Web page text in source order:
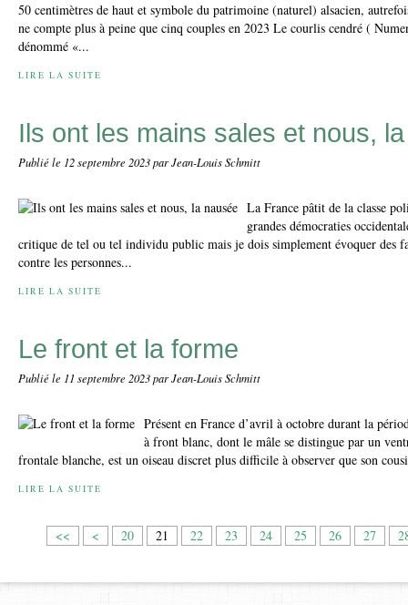
50 centimètres de haut et symbole du patrimoine (naturel) alsacien,
ne compte plus à peine que cinq couples en 2023 Le courlis cendré (
dénommé «...
LIRE LA SUITE
Ils ont les mains sales et nous,
Publié le 12 septembre 2023par Jean-Louis Schmitt
La France pâtit de la classe
grandes démocraties
critique de tel ou tel individu public mais je dois simplement évoquer des
contre les personnes...
LIRE LA SUITE
Le front et la forme
Publié le 11 septembre 2023par Jean-Louis Schmitt
Présent en France d’avril à octobre durant la
à front blanc, dont le mâle se distingue par un
frontale blanche, est un oiseau discret plus difficile à observer que son
LIRE LA SUITE
<< <
1
20 21 22 23 24 25 26 27